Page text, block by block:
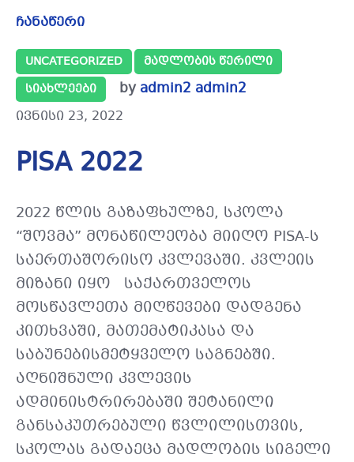
ჩანაწერი
UNCATEGORIZED
ᲛᲐᲓᲚᲝᲑᲘᲡ ᲬᲔᲠᲘᲚᲘ
ᲡᲘᲐᲮᲚᲔᲔᲑᲘ
byadmin2 admin2
ივნისი 23, 2022
PISA 2022
2022 წლის გაზაფხულზე, სკოლა
“შოვმა” მონაწილეობა მიიღო PISA-ს
საერთაშორისო კვლევაში. კვლეის
მიზანი იყო საქართველოს
მოსწავლეთა მიღწევები დადგენა
კითხვაში, მათემატიკასა და
საბუნებისმეტყველო საგნებში.
აღნიშნული კვლევის
ადმინისტრირებაში შეტანილი
განსაკუთრებული წვლილისთვის,
სკოლას გადაეცა მადლობის სიგელი